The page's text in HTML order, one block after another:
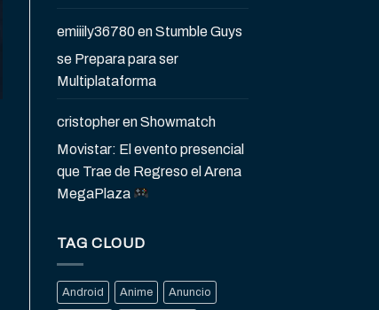
emiiily36780enStumble Guys
se Prepara para ser
Multiplataforma
cristopherenShowmatch
Movistar: El evento presencial
que Trae de Regreso el Arena
MegaPlaza
TAG CLOUD
Android Anime Anuncio